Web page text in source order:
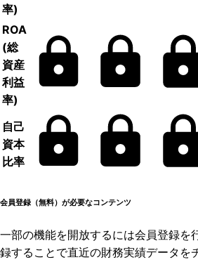
率)
ROA
(総
資産
利益
率)
自己
資本
比率
会員登録（無料）が必要なコンテンツ
一部の機能を開放するには会員登録を
録することで直近の財務実績データを